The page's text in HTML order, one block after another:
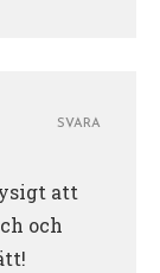
att
och
SVARA